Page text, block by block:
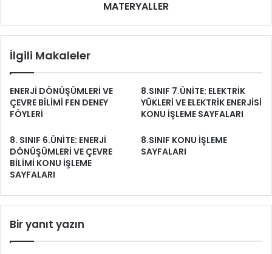
MATERYALLER
İlgili Makaleler
ENERJİ DÖNÜŞÜMLERİ VE
ÇEVRE BİLİMİ FEN DENEY
FÖYLERİ
8.SINIF 7.ÜNİTE: ELEKTRİK
YÜKLERİ VE ELEKTRİK ENERJİSİ
KONU İŞLEME SAYFALARI
8. SINIF 6.ÜNİTE: ENERJİ
DÖNÜŞÜMLERİ VE ÇEVRE
BİLİMİ KONU İŞLEME
SAYFALARI
8.SINIF KONU İŞLEME
SAYFALARI
Bir yanıt yazın